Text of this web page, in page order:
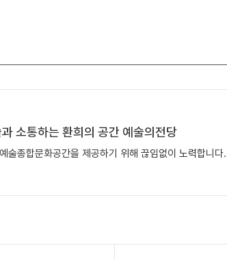
소통하는 환희의 공간 예술의전당
술종합문화공간을 제공하기 위해 끊임없이 노력합니다.